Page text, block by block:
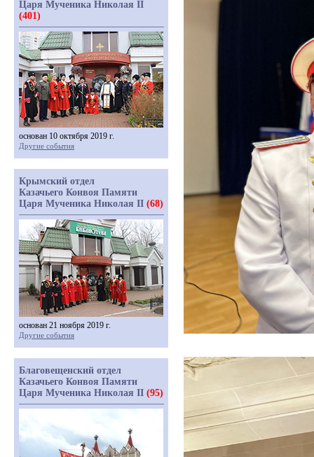
Царя Мученика Николая II
(401)
основан 10 октября 2019 г.
Другие события
Крымский отдел
Казачьего Конвоя Памяти
Царя Мученика Николая II (68)
основан 21 ноября 2019 г.
Другие события
Благовещенский отдел
Казачьего Конвоя Памяти
Царя Мученика Николая II (95)